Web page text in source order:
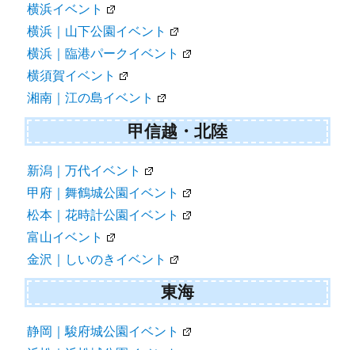
横浜イベント
横浜｜山下公園イベント
横浜｜臨港パークイベント
横須賀イベント
湘南｜江の島イベント
甲信越・北陸
新潟｜万代イベント
甲府｜舞鶴城公園イベント
松本｜花時計公園イベント
富山イベント
金沢｜しいのきイベント
東海
静岡｜駿府城公園イベント